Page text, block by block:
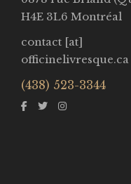
H4E 3L6 Montréal
contact [at]
officinelivresque.ca
(438) 523-3344